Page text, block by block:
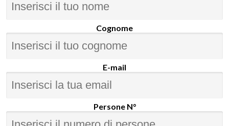
Cognome
E-mail
Persone N°